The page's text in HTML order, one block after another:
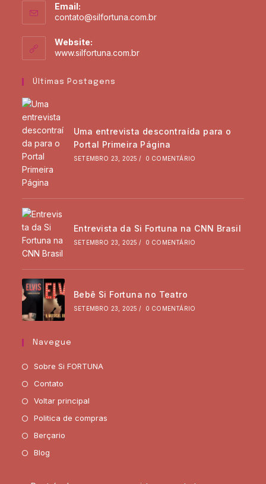
Email:
contato@silfortuna.com.br
Website:
www.silfortuna.com.br
Últimas Postagens
Uma entrevista descontraída para o
Portal Primeira Página
SETEMBRO 23, 2025 / 0 COMENTÁRIO
Entrevista da Si Fortuna na CNN Brasil
SETEMBRO 23, 2025 / 0 COMENTÁRIO
Bebê Si Fortuna no Teatro
SETEMBRO 23, 2025 / 0 COMENTÁRIO
Navegue
Sobre Si FORTUNA
Contato
Voltar principal
Politica de compras
Berçario
Blog